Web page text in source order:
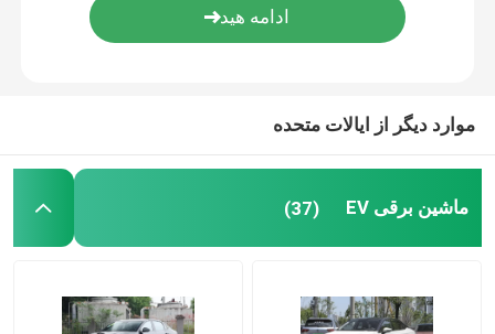
خودروهای لوکس EV
سه چرخه باری برقی
موارد دیگر از ایالات متحده
ماشین برقی EV (37)